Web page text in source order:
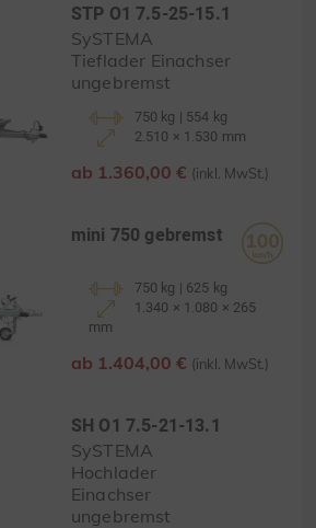
STP O1 7.5-25-15.1
SySTEMA
Tieflader Einachser
ungebremst
750 kg | 554 kg
2.510 × 1.530 mm
ab 1.360,00 € (inkl. MwSt.)
mini 750 gebremst
750 kg | 625 kg
1.340 × 1.080 × 265
mm
ab 1.404,00 € (inkl. MwSt.)
SH O1 7.5-21-13.1
SySTEMA
Hochlader
Einachser
ungebremst